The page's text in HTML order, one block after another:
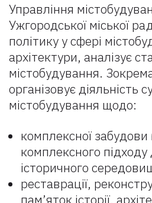
Управління
Ужгородської міської
політику у сфері
архітектури, аналізує
містобудування.
організовує діяльність
містобудування щодо:
комплексної забудови
комплексного
історичного
реставрації,
пам’яток історії,